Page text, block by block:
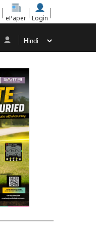
ePaper Login